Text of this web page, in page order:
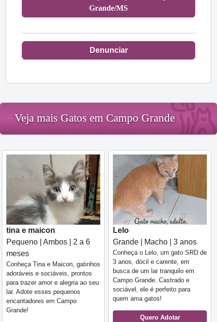
Grande/MS
Denunciar
Veja mais Gatos em Campo Grande
tina e maicon
Pequeno | Ambos | 2 a 6
meses
Conheça Tina e Maicon, gatinhos
adoráveis e sociáveis, prontos
para trazer amor e alegria ao seu
lar. Adote esses pequenos
encantadores em Campo
Grande!
Lelo
Grande | Macho | 3 anos
Conheça o Lelo, um gato SRD de
3 anos, dócil e carente, em
busca de um lar tranquilo em
Campo Grande. Castrado e
sociável, ele é perfeito para
quem ama gatos!
Quero Adotar